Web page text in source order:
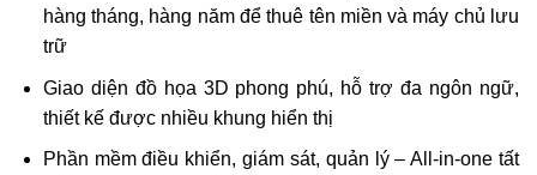
hàng tháng, hàng năm để thuê tên miền và máy chủ lưu
trữ
Giao diện đồ họa 3D phong phú, hỗ trợ đa ngôn ngữ,
thiết kế được nhiều khung hiển thị
Phần mềm điều khiển, giám sát, quản lý – All-in-one tất